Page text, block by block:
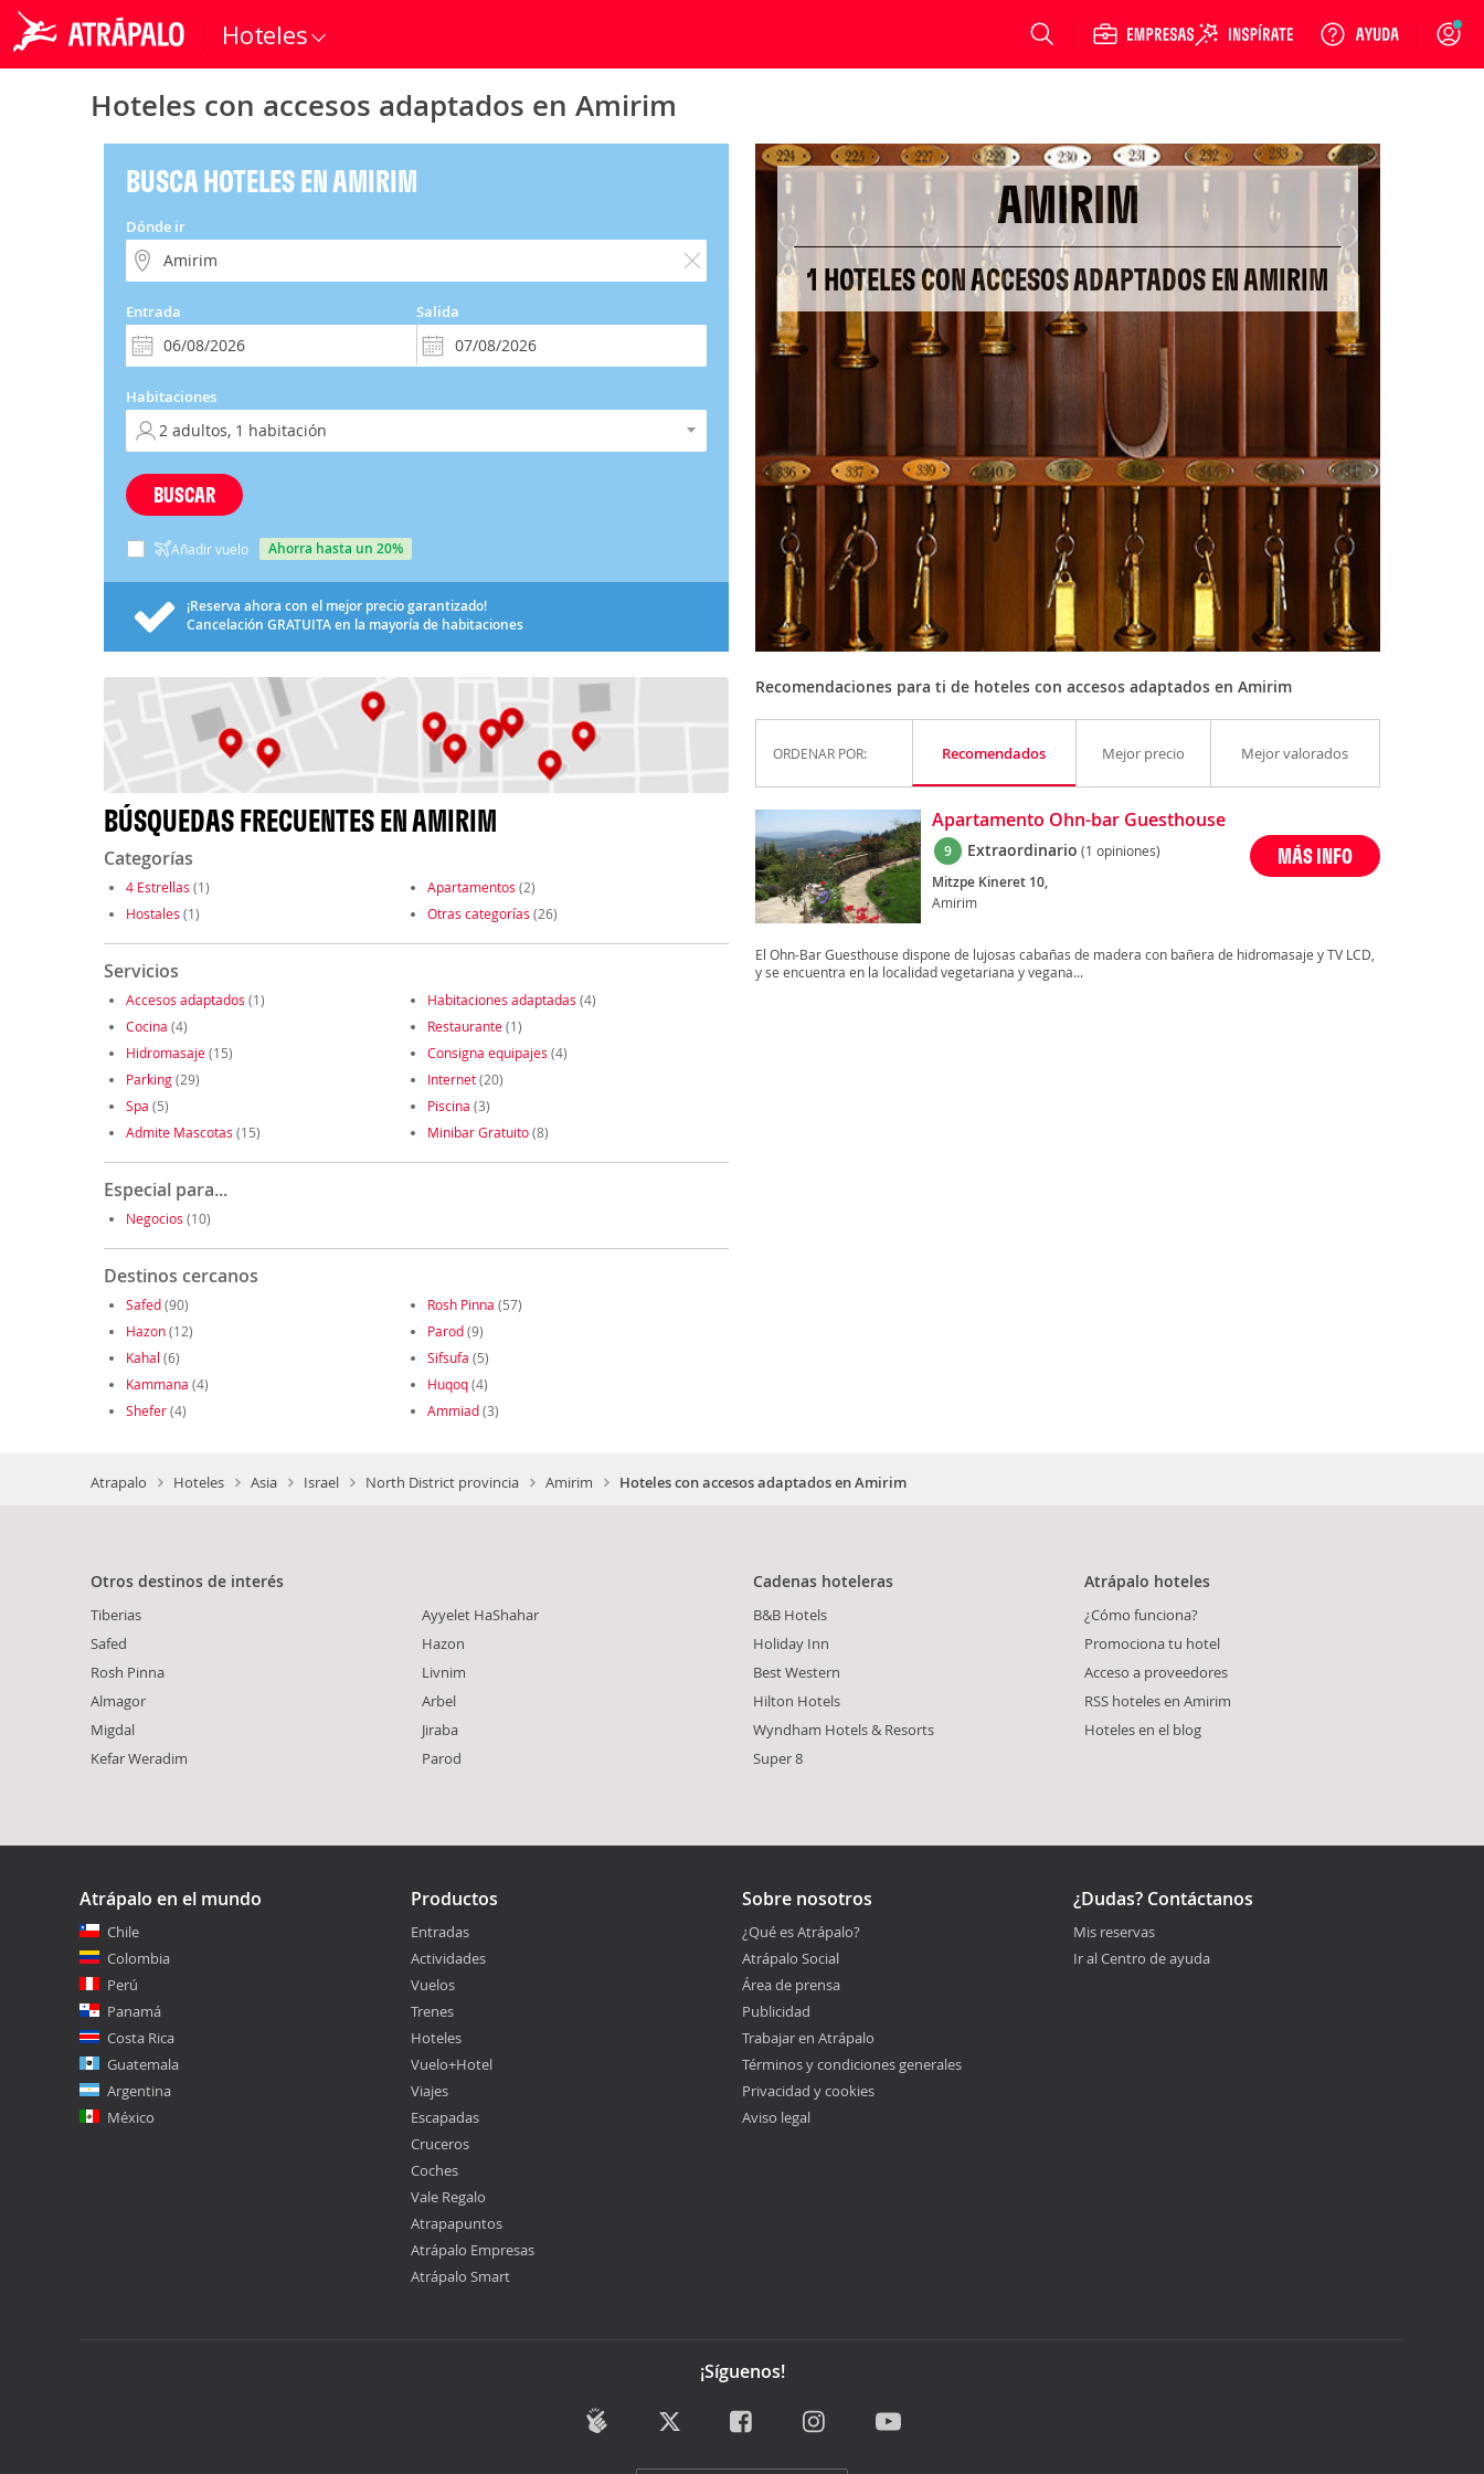
Hoteles Login
Hoteles con accesos adaptados en Amirim
BUSCA HOTELES EN AMIRIM
Dónde ir
Entrada Salida
Habitaciones
BUSCAR
Añadir vuelo ahorra hasta un 20%
¡Reserva ahora con el mejor precio garantizado!
Cancelación GRATUITAen la mayoría de habitaciones
BÚSQUEDAS FRECUENTES EN AMIRIM
Categorías
4 Estrellas (1) Apartamentos (2)
Hostales (1) Otras categorías (26)
Servicios
Accesos adaptados (1) Habitaciones adaptadas (4)
Cocina (4) Restaurante(1)
Hidromasaje(15) Consigna equipajes (4)
Parking(29) Internet(20)
Spa (5) Piscina (3)
Admite Mascotas (15) Minibar Gratuito(8)
Especial para...
Negocios (10)
Destinos cercanos
Safed(90) Rosh Pinna (57)
Hazon(12) Parod(9)
Kahal (6) Sifsufa (5)
Kammana (4) Huqoq(4)
Shefer(4) Ammiad(3)
AMIRIM
1 HOTELES CON ACCESOS ADAPTADOS EN AMIRIM
Recomendaciones para ti de hoteles con accesos adaptados en Amirim
ORDENAR POR: Recomendados Mejor precio Mejor valorados
Apartamento Ohn-bar Guesthouse
9 Extraordinario (1 opiniones)
Mitzpe Kineret 10,
Amirim
MÁS INFO
El Ohn-Bar Guesthouse dispone de lujosas cabañas de madera con bañera de hidromasaje y TV LCD,
y se encuentra en la localidad vegetariana y vegana...
Atrapalo Hoteles Asia Israel North District provincia Amirim Hoteles con accesos adaptados en Amirim
Otros destinos de interés
Tiberias
Safed
Rosh Pinna
Almagor
Migdal
Kefar Weradim
Ayyelet HaShahar
Hazon
Livnim
Arbel
Jiraba
Parod
Cadenas hoteleras
B&B Hotels
Holiday Inn
Best Western
Hilton Hotels
Wyndham Hotels & Resorts
Super 8
Atrápalo hoteles
¿Cómo funciona?
Promociona tu hotel
Acceso a proveedores
RSS hoteles en Amirim
Hoteles en el blog
Atrápalo en el mundo
Chile
Colombia
Perú
Panamá
Costa Rica
Guatemala
Argentina
México
Productos
Entradas
Actividades
Vuelos
Trenes
Hoteles
Vuelo+Hotel
Viajes
Escapadas
Cruceros
Coches
Vale Regalo
Atrapapuntos
Atrápalo Empresas
Atrápalo Smart
Sobre nosotros
¿Qué es Atrápalo?
Atrápalo Social
Área de prensa
Publicidad
Trabajar en Atrápalo
Términos y condiciones generales
Privacidad y cookies
Aviso legal
¿Dudas? Contáctanos
Mis reservas
Ir al Centro de ayuda
¡Síguenos!